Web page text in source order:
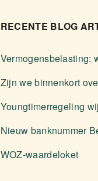
RECENTE BLOG
Zijn we binnenkort
Youngtimerregeling
Nieuw banknummer
WOZ-waardeloket